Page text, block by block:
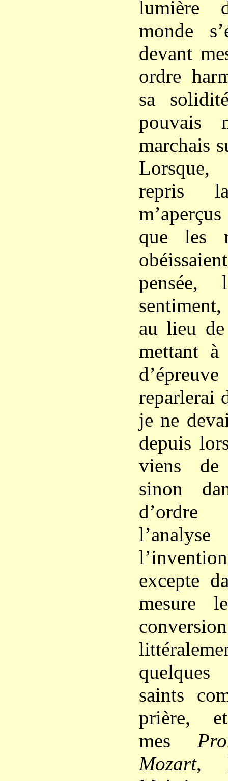
lumière
monde
devant
ordre
sa
pouvais
marchais
repris
que les
au lieu
mettant à
reparlerai
je ne
depuis
viens de
sinon
l’invention
excepte
mesure
quelques
saints
prière,
mes
Mozart,